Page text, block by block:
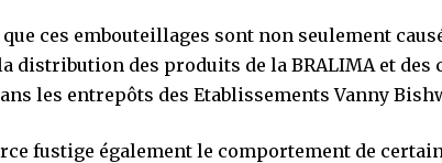
ces embouteillages sont non seulement
distribution des produits de la BRALIMA et des
les entrepôts des Etablissements Vanny
fustige également le comportement de